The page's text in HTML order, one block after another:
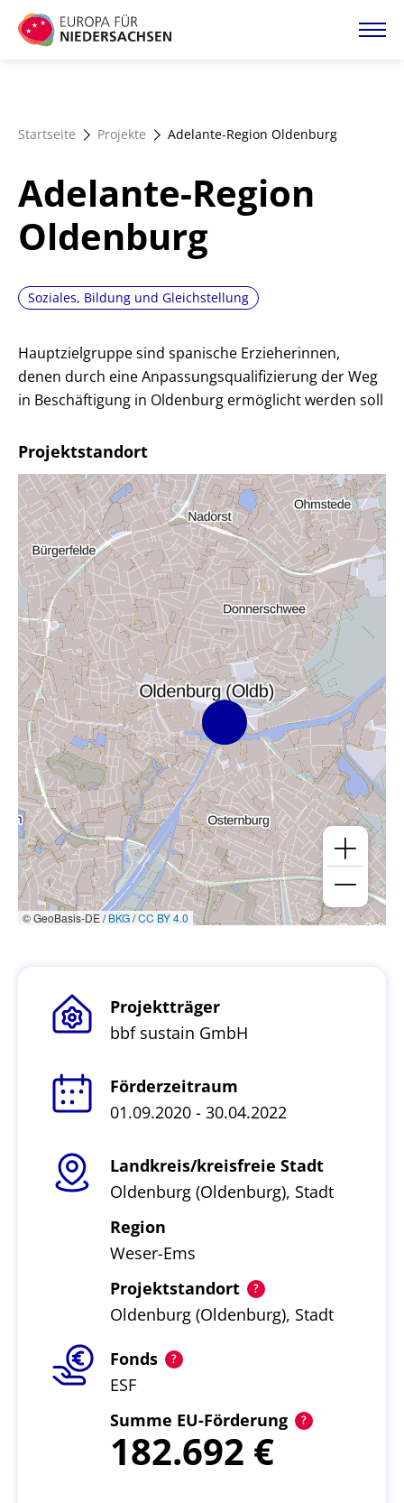
Direkt
zum
Förderangebote
Startseite Projekte Adelante-Region Oldenburg
Adelante-Region
Oldenburg
Soziales, Bildung und Gleichstellung
Hauptzielgruppe sind spanische Erzieherinnen,
denen durch eine Anpassungsqualifizierung der Weg
in Beschäftigung in Oldenburg ermöglicht werden soll
Projektstandort
© GeoBasis-DE /BKG/CC BY 4.0
Projektträger
bbf sustain GmbH
Förderzeitraum
01.09.2020 - 30.04.2022
Landkreis/kreisfreie Stadt
Oldenburg (Oldenburg), Stadt
Region
Weser-Ems
Projektstandort
Oldenburg (Oldenburg), Stadt
Fonds
ESF
Summe EU-Förderung
182.692